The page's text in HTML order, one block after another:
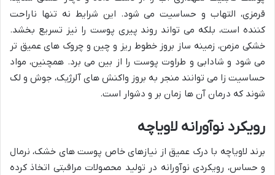
قرمزی، التهاب و حساسیت می شود. این شرایط نه تنها ناراحت
کننده است، بلکه می تواند روند پیری پوست را نیز تسریع بخشد.
خشکی مزمن، زمینه ساز بروز خطوط ریز و چین و چروک های عمیق تر
می شود و شادابی و طراوت پوست را از بین می برد. همچنین، مواد
حساسیت زا می توانند منجر به بروز واکنش های آلرژیک، جوش و لک
شوند که درمان آن ها زمان بر و دشوار است.
رویکرد نوآورانه لاویاچه
برند لاویاچه با درک عمیق از نیازهای خاص پوست های خشک، نرمال
و حساس، رویکردی نوآورانه در تولید محصولات مراقبتی اتخاذ کرده